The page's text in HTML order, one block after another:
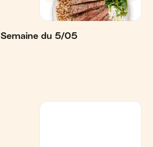
Semaine du 5/05